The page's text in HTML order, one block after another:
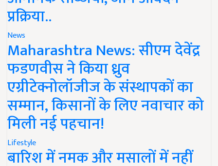
प्रक्रिया..
News
Maharashtra News: सीएम देवेंद्र
फडणवीस ने किया ध्रुव
एग्रीटेक्नोलॉजीज के संस्थापकों का
सम्मान, किसानों के लिए नवाचार को
मिली नई पहचान!
Lifestyle
बारिश में नमक और मसालों में नहीं